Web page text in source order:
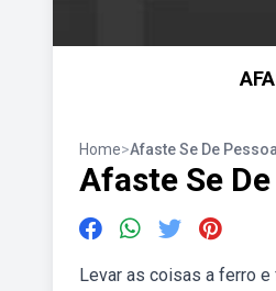
Home>Afaste Se De
Afaste Se
Levar as coisas a ferro